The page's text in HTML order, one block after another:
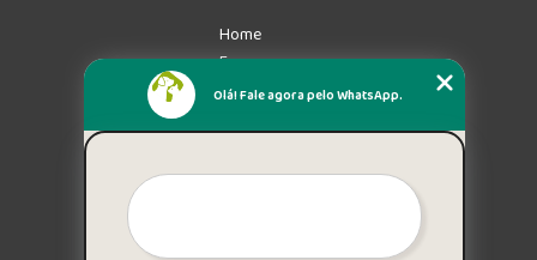
Home
Empresa
Missão
Mapa do site
Olá! Fale agora pelo WhatsApp.